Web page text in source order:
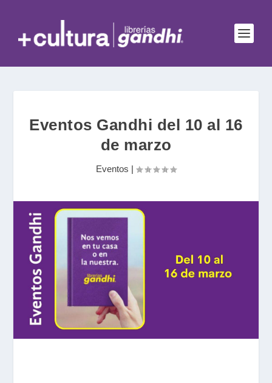
Eventos Gandhi del 10 al 16
de marzo
Eventos |